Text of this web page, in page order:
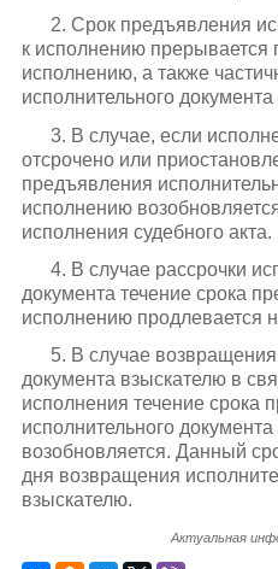
2. Срок предъявления
к исполнению прерывается
исполнению, а также
исполнительного
3. В случае, если
отсрочено или
предъявления
исполнению
исполнения судебного акта.
4. В случае рассрочки
документа течение срока
исполнению продлевается
5. В случае
документа взыскателю в
исполнения течение срока
исполнительного
возобновляется. Данный
дня возвращения
взыскателю.
Актуальная